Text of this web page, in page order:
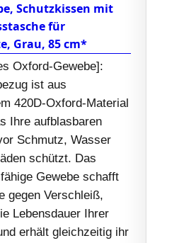
Schutzkissen mit
für
Grau, 85 cm*
Oxford-Gewebe]:
ist aus
420D-Oxford-Material
Ihre aufblasbaren
Schmutz, Wasser
schützt. Das
Gewebe schafft
gegen Verschleiß,
Lebensdauer Ihrer
erhält gleichzeitig ihr